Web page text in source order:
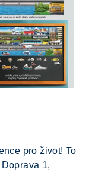
pro život! To
1,